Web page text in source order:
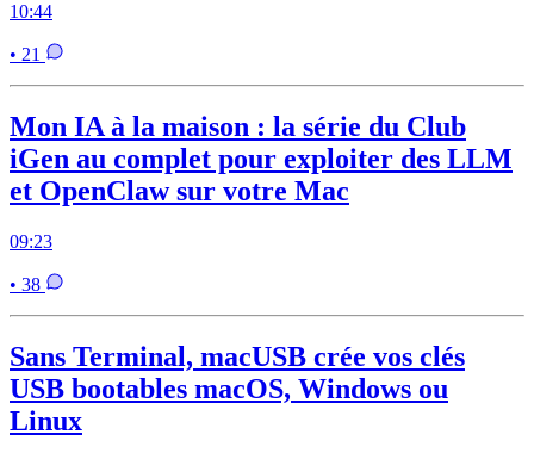
10:44
• 21
Mon IA à la maison : la série du Club
iGen au complet pour exploiter des LLM
et OpenClaw sur votre Mac
09:23
• 38
Sans Terminal, macUSB crée vos clés
USB bootables macOS, Windows ou
Linux